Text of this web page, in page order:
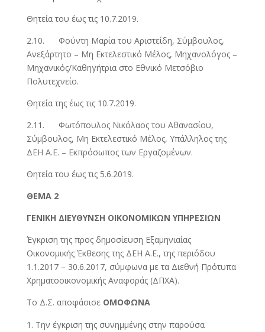
Θητεία του έως τις 10.7.2019.
2.10. Φούντη Μαρία του Αριστείδη, Σύμβουλος,
Ανεξάρτητο – Μη Εκτελεστικό Μέλος, Μηχανολόγος –
Μηχανικός/Καθηγήτρια στο Εθνικό Μετσόβιο
Πολυτεχνείο.
Θητεία της έως τις 10.7.2019.
2.11. Φωτόπουλος Νικόλαος του Αθανασίου,
Σύμβουλος, Μη Εκτελεστικό Μέλος, Υπάλληλος της
ΔΕΗ Α.Ε. – Εκπρόσωπος των Εργαζομένων.
Θητεία του έως τις 5.6.2019.
ΘΕΜΑ 2
ΓΕΝΙΚΗ ΔΙΕΥΘΥΝΣΗ ΟΙΚΟΝΟΜΙΚΩΝ ΥΠΗΡΕΣΙΩΝ
Έγκριση της προς δημοσίευση Εξαμηνιαίας
Οικονομικής Έκθεσης της ΔΕΗ Α.Ε., της περιόδου
1.1.2017 – 30.6.2017, σύμφωνα με τα Διεθνή Πρότυπα
Χρηματοοικονομικής Αναφοράς (ΔΠΧΑ).
Το Δ.Σ. αποφάσισε ΟΜΟΦΩΝΑ
Την έγκριση της συνημμένης στην παρούσα